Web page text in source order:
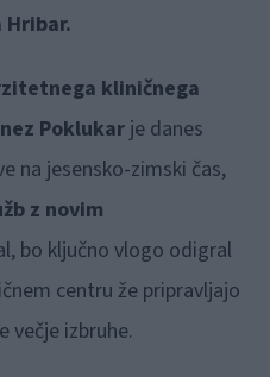
Hribar.
kliničnega
Poklukar je danes
na jesensko-zimski čas,
z novim
bo ključno vlogo odigral
centru že pripravljajo
večje izbruhe.